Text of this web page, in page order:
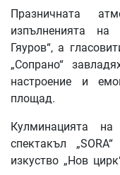
Празничната
изпълненията
Гяуров“, а
„Сопрано“
настроение и
площад.
Кулминацията
спектакъл
изкуство „Нов